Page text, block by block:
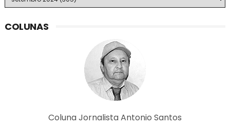
COLUNAS
Coluna Jornalista Antonio Santos